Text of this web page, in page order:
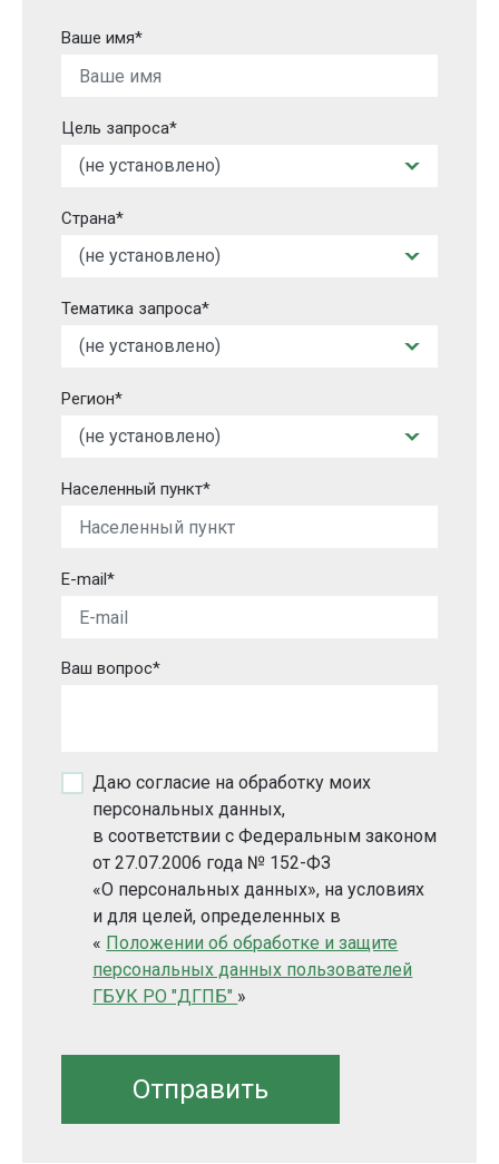
Ваше имя*
Цель запроса*
Страна*
Тематика запроса*
Регион*
Населенный пункт*
E-mail*
Ваш вопрос*
Даю согласие на обработку моих
персональных данных,
в соответствии с Федеральным законом
от 27.07.2006 года № 152-ФЗ
«О персональных данных», на условиях
и для целей, определенных в
« Положении об обработке и защите
персональных данных пользователей
ГБУК РО "ДГПБ" »